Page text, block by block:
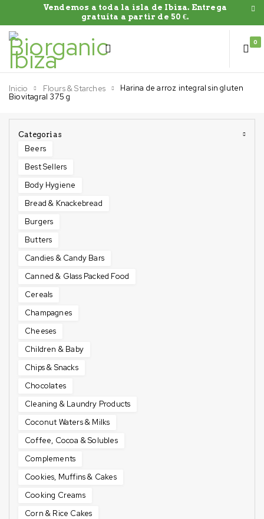
Vendemos a toda la isla de Ibiza. Entrega
gratuíta a partir de 50 €.
0
Inicio Flours & Starches
Harina de arroz integral sin gluten
Biovitagral 375 g
Categorias
Beers
Best Sellers
Body Hygiene
Bread & Knackebread
Burgers
Butters
Candies & Candy Bars
Canned & Glass Packed Food
Cereals
Champagnes
Cheeses
Children & Baby
Chips & Snacks
Chocolates
Cleaning & Laundry Products
Coconut Waters & Milks
Coffee, Cocoa & Solubles
Complements
Cookies, Muffins & Cakes
Cooking Creams
Corn & Rice Cakes